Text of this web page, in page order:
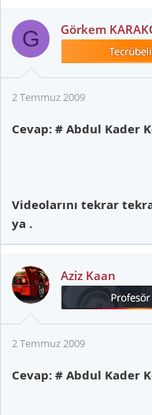
G Görkem
2 Temmuz 2009
Cevap: # Abdul Kader
Videolarını tekrar
ya .
Aziz Kaan
2 Temmuz 2009
Cevap: # Abdul Kader